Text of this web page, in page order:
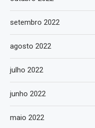
setembro 2022
agosto 2022
julho 2022
junho 2022
maio 2022